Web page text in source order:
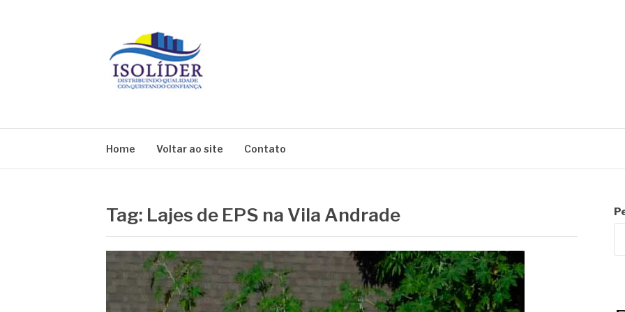
Home Voltar ao site Contato
Tag: Lajes de EPS na Vila Andrade